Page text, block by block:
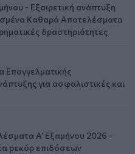
- Εξαιρετική ανάπτυξη
Καθαρά Αποτελέσματα
δραστηριότητες
Επαγγελματικής
για ασφαλιστικές και
A’ Εξαμήνου 2026 -
ρεκόρ επιδόσεων